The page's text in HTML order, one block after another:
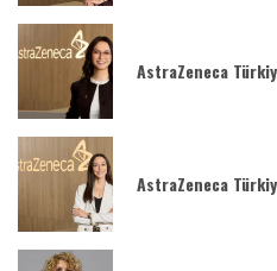
AstraZeneca
AstraZeneca